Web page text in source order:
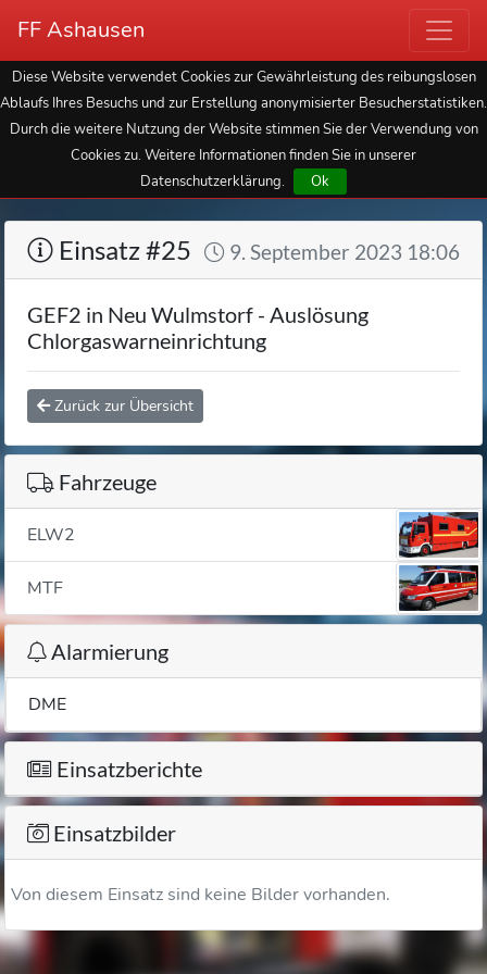
FF Ashausen
Diese Website verwendet Cookies zur Gewährleistung des reibungslosen
Ablaufs Ihres Besuchs und zur Erstellung anonymisierter Besucherstatistiken.
Durch die weitere Nutzung der Website stimmen Sie der Verwendung von
Cookies zu. Weitere Informationen finden Sie in unserer
Datenschutzerklärung.
Ok
Einsatz #25 9. September 2023 18:06
GEF2 in Neu Wulmstorf - Auslösung
Chlorgaswarneinrichtung
Zurück zur Übersicht
Fahrzeuge
ELW2
MTF
Alarmierung
DME
Einsatzberichte
Einsatzbilder
Von diesem Einsatz sind keine Bilder vorhanden.